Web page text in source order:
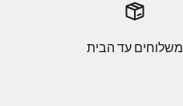
משלוחים עד הבית